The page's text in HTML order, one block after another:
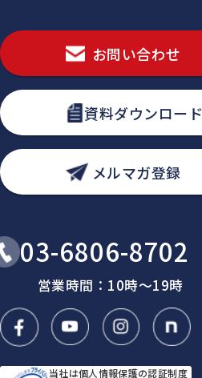
お問い合わせ
資料ダウンロード
メルマガ登録
03-6806-8702
営業時間：10時〜19時
当社は個人情報保護の認証制度